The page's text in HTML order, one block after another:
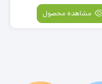
مشاهده محصول